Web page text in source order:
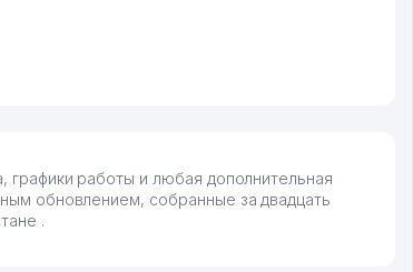
графики работы и любая дополнительная
обновлением, собранные за двадцать
.